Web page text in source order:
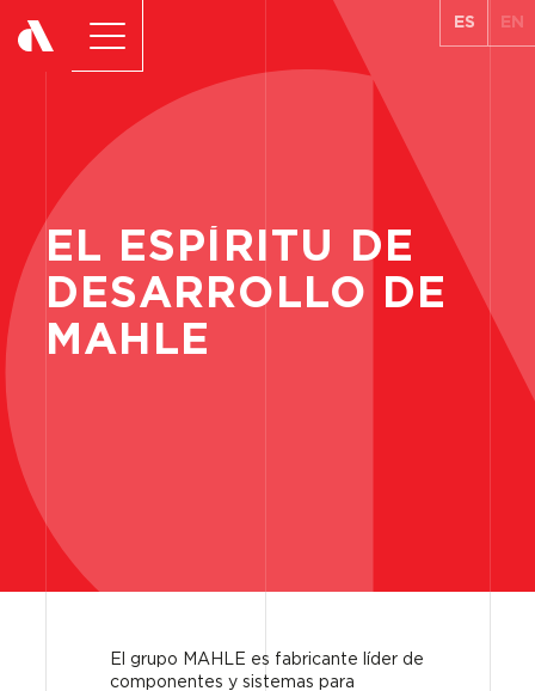
ES EN
EL ESPÍRITU
DE
DESARROLLO
DE
MAHLE
El grupo MAHLE es fabricante líder de
componentes y sistemas para